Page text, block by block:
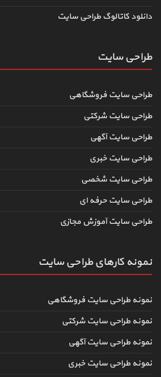
دانلود کاتالوگ طراحی سایت
طراحی سایت
طراحی سایت فروشگاهی
طراحی سایت شرکتی
طراحی سایت آگهی
طراحی سایت خبری
طراحی سایت شخصی
طراحی سایت حرفه ای
طراحی سایت آموزش مجازی
نمونه کارهای طراحی سایت
نمونه طراحی سایت فروشگاهی
نمونه طراحی سایت شرکتی
نمونه طراحی سایت آگهی
نمونه طراحی سایت خبری